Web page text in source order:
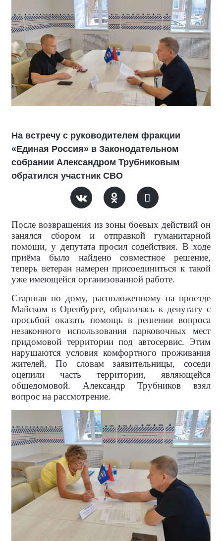
На встречу с руководителем фракции
«Единая Россия» в Законодательном
собрании Александром Трубниковым
обратился участник СВО
После возвращения из зоны боевых действий он
занялся сбором и отправкой гуманитарной
помощи, у депутата просил содействия. В ходе
приёма было найдено совместное решение,
теперь ветеран намерен присоединиться к такой
уже имеющейся организованной работе.
Старшая по дому, расположенному на проезде
Майском в Оренбурге, обратилась к депутату с
просьбой оказать помощь в решении вопроса
незаконного использования парковочных мест
придомовой территории под автосервис. Этим
нарушаются условия комфортного проживания
жителей. По словам заявительницы, соседи
оцепили часть территории, являющейся
общедомовой. Александр Трубников взял
вопрос на рассмотрение.